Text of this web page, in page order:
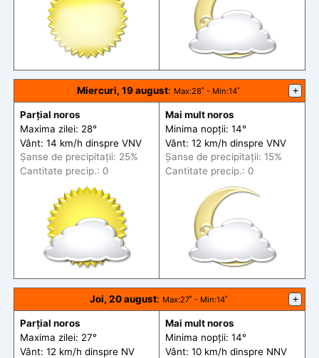
Miercuri, 19 august: Max:28˚ - Min:14˚ +
Parțial noros
Maxima zilei: 28°
Vânt: 14 km/h dinspre VNV
Șanse de precipitații: 25%
Cantitate precip.: 0
Mai mult noros
Minima nopții: 14°
Vânt: 12 km/h dinspre VNV
Șanse de precipitații: 15%
Cantitate precip.: 0
Joi, 20 august: Max:27˚ - Min:14˚ +
Parțial noros
Maxima zilei: 27°
Vânt: 12 km/h dinspre NV
Mai mult noros
Minima nopții: 14°
Vânt: 10 km/h dinspre NNV